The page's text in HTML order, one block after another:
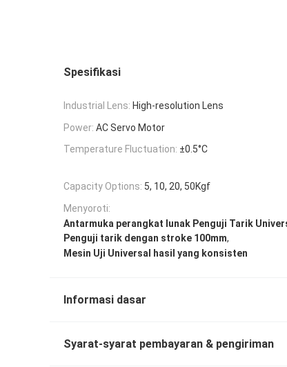
Spesifikasi
Industrial Lens: High-resolution Lens
Power: AC Servo Motor
Temperature Fluctuation: ±0.5°C
Capacity Options: 5, 10, 20, 50Kgf
Menyoroti:
Antarmuka perangkat lunak Penguji Tarik
Penguji tarik dengan stroke 100mm,
Mesin Uji Universal hasil yang konsisten
Informasi dasar
Syarat-syarat pembayaran & pengiriman